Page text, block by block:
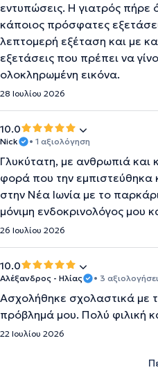
εντυπώσεις. Η γιατρός πήρε
κάποιος πρόσφατες
λεπτομερή εξέταση και με
εξετάσεις που πρέπει να
ολοκληρωμένη εικόνα.
28 Ιουλίου 2026
10.0
Nick • 1 αξιολόγηση
Γλυκύτατη, με ανθρωπιά
φορά που την εμπιστεύθηκα
στην Νέα Ιωνία με το
μόνιμη ενδοκρινολόγος μου
26 Ιουλίου 2026
10.0
Αλέξανδρος - Ηλίας • 3
Ασχολήθηκε σχολαστικά με
πρόβλημά μου. Πολύ φιλική
22 Ιουλίου 2026